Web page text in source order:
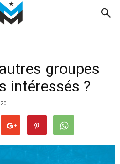
groupes
intéressés ?